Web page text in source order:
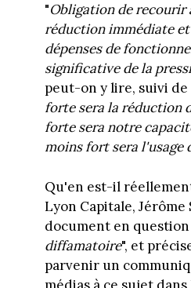
"Obligation de recourir
réduction immédiate et
dépenses de
significative de la
peut-on y lire, suivi de
forte sera la réduction
forte sera notre
moins fort sera l'usage
Qu'en est-il
Lyon Capitale,
document en question
diffamatoire", et
parvenir un